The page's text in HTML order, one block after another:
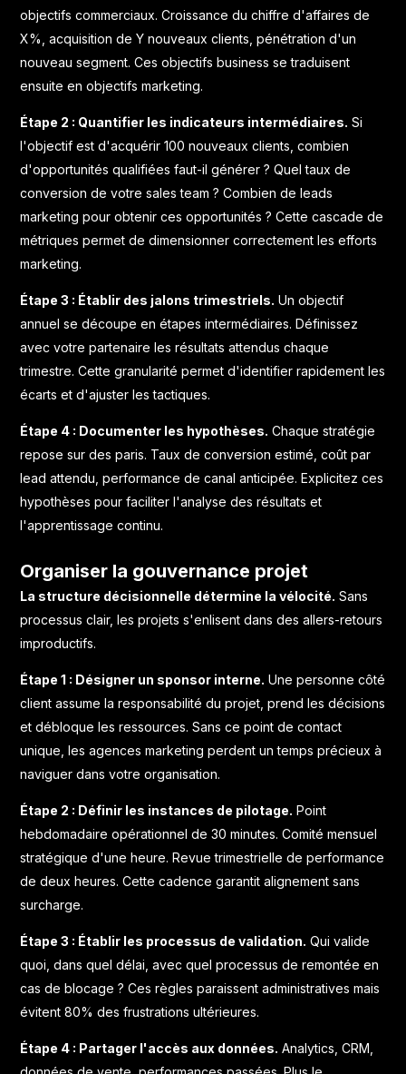
objectifs commerciaux. Croissance du chiffre d'affaires de
X%, acquisition de Y nouveaux clients, pénétration d'un
nouveau segment. Ces objectifs business se traduisent
ensuite en objectifs marketing.
Étape 2 : Quantifier les indicateurs intermédiaires. Si
l'objectif est d'acquérir 100 nouveaux clients, combien
d'opportunités qualifiées faut-il générer ? Quel taux de
conversion de votre sales team ? Combien de leads
marketing pour obtenir ces opportunités ? Cette cascade de
métriques permet de dimensionner correctement les efforts
marketing.
Étape 3 : Établir des jalons trimestriels. Un objectif
annuel se découpe en étapes intermédiaires. Définissez
avec votre partenaire les résultats attendus chaque
trimestre. Cette granularité permet d'identifier rapidement les
écarts et d'ajuster les tactiques.
Étape 4 : Documenter les hypothèses. Chaque stratégie
repose sur des paris. Taux de conversion estimé, coût par
lead attendu, performance de canal anticipée. Explicitez ces
hypothèses pour faciliter l'analyse des résultats et
l'apprentissage continu.
Organiser la gouvernance projet
La structure décisionnelle détermine la vélocité. Sans
processus clair, les projets s'enlisent dans des allers-retours
improductifs.
Étape 1 : Désigner un sponsor interne. Une personne côté
client assume la responsabilité du projet, prend les décisions
et débloque les ressources. Sans ce point de contact
unique, les agences marketing perdent un temps précieux à
naviguer dans votre organisation.
Étape 2 : Définir les instances de pilotage. Point
hebdomadaire opérationnel de 30 minutes. Comité mensuel
stratégique d'une heure. Revue trimestrielle de performance
de deux heures. Cette cadence garantit alignement sans
surcharge.
Étape 3 : Établir les processus de validation. Qui valide
quoi, dans quel délai, avec quel processus de remontée en
cas de blocage ? Ces règles paraissent administratives mais
évitent 80% des frustrations ultérieures.
Étape 4 : Partager l'accès aux données. Analytics, CRM,